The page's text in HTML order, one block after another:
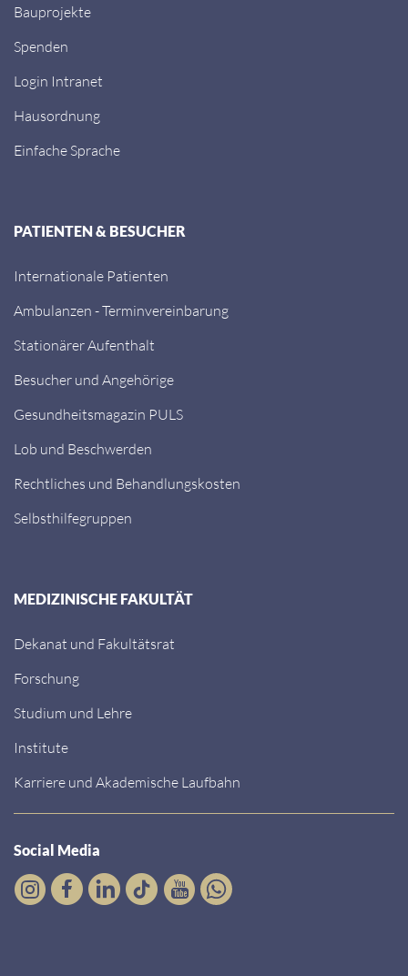
Bauprojekte
Spenden
Login Intranet
Hausordnung
Einfache Sprache
PATIENTEN & BESUCHER
Internationale Patienten
Ambulanzen - Terminvereinbarung
Stationärer Aufenthalt
Besucher und Angehörige
Gesundheitsmagazin PULS
Lob und Beschwerden
Rechtliches und Behandlungskosten
Selbsthilfegruppen
MEDIZINISCHE FAKULTÄT
Dekanat und Fakultätsrat
Forschung
Studium und Lehre
Institute
Karriere und Akademische Laufbahn
Social Media